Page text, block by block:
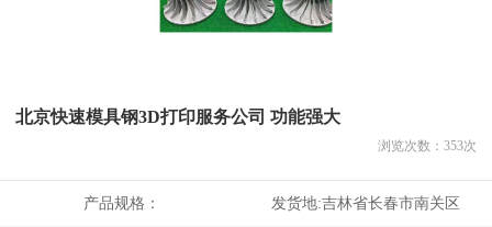
北京快速模具钢3D打印服务公司 功能强大
浏览次数： 353次
产品规格： 发货地:吉林省长春市南关区